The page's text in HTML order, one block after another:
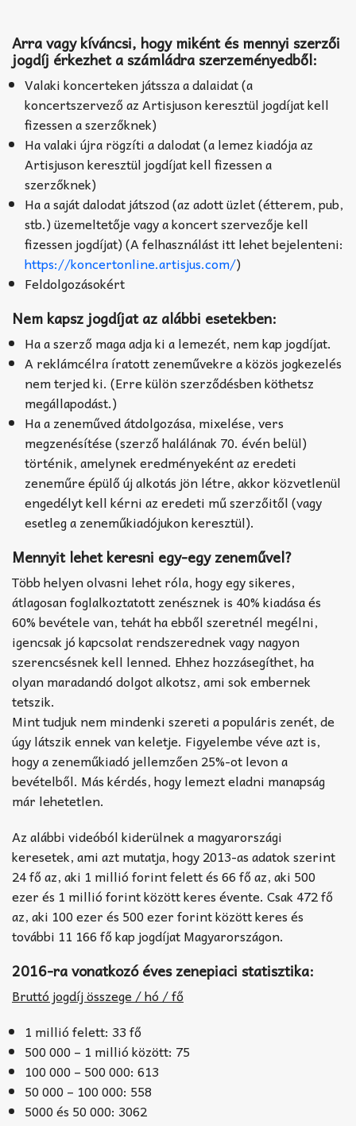
Arra vagy kíváncsi, hogy miként és mennyi szerzői
jogdíj érkezhet a számládra szerzeményedből:
Valaki koncerteken játssza a dalaidat (a
koncertszervező az Artisjuson keresztül jogdíjat kell
fizessen a szerzőknek)
Ha valaki újra rögzíti a dalodat (a lemez kiadója az
Artisjuson keresztül jogdíjat kell fizessen a
szerzőknek)
Ha a saját dalodat játszod (az adott üzlet (étterem, pub,
stb.) üzemeltetője vagy a koncert szervezője kell
fizessen jogdíjat) (A felhasználást itt lehet bejelenteni:
https://koncertonline.artisjus.com/)
Feldolgozásokért
Nem kapsz jogdíjat az alábbi esetekben:
Ha a szerző maga adja ki a lemezét, nem kap jogdíjat.
A reklámcélra íratott zeneművekre a közös jogkezelés
nem terjed ki. (Erre külön szerződésben köthetsz
megállapodást.)
Ha a zeneműved átdolgozása, mixelése, vers
megzenésítése (szerző halálának 70. évén belül)
történik, amelynek eredményeként az eredeti
zeneműre épülő új alkotás jön létre, akkor közvetlenül
engedélyt kell kérni az eredeti mű szerzőitől (vagy
esetleg a zeneműkiadójukon keresztül).
Mennyit lehet keresni egy-egy zeneművel?
Több helyen olvasni lehet róla, hogy egy sikeres,
átlagosan foglalkoztatott zenésznek is 40% kiadása és
60% bevétele van, tehát ha ebből szeretnél megélni,
igencsak jó kapcsolat rendszerednek vagy nagyon
szerencsésnek kell lenned. Ehhez hozzásegíthet, ha
olyan maradandó dolgot alkotsz, ami sok embernek
tetszik.
Mint tudjuk nem mindenki szereti a populáris zenét, de
úgy látszik ennek van keletje. Figyelembe véve azt is,
hogy a zeneműkiadó jellemzően 25%-ot levon a
bevételből. Más kérdés, hogy lemezt eladni manapság
már lehetetlen.
Az alábbi videóból kiderülnek a magyarországi
keresetek, ami azt mutatja, hogy 2013-as adatok szerint
24 fő az, aki 1 millió forint felett és 66 fő az, aki 500
ezer és 1 millió forint között keres évente. Csak 472 fő
az, aki 100 ezer és 500 ezer forint között keres és
további 11 166 fő kap jogdíjat Magyarországon.
2016-ra vonatkozó éves zenepiaci statisztika:
Bruttó jogdíj összege / hó / fő
1 millió felett: 33 fő
500 000 – 1 millió között: 75
100 000 – 500 000: 613
50 000 – 100 000: 558
5000 és 50 000: 3062